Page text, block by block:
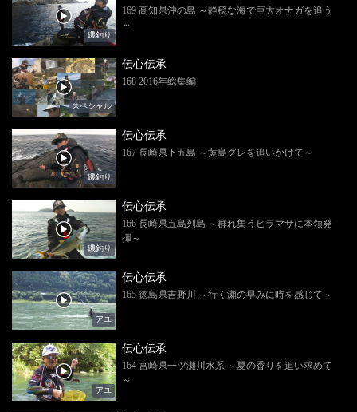
磯釣り
169 高知県沖の島 ～静穏な海で巨大オナガを追う
～
スペシャル
伝心伝承
168 2016年総集編
磯釣り
伝心伝承
167 長崎県下五島 ～黄島グレを追いかけて～
磯釣り
伝心伝承
166 長崎県五島列島 ～群れ集うヒラマサに本領発
揮～
アユ
伝心伝承
165 徳島県吉野川 ～行く瀬の早みに時を感じて～
アユ
伝心伝承
164 宮崎県一ツ瀬川水系 ～夏の香りを追い求めて
～